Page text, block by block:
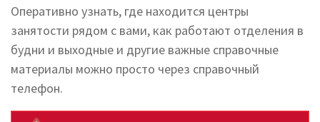
Оперативно узнать, где находится центры
занятости рядом с вами, как работают отделения в
будни и выходные и другие важные справочные
материалы можно просто через справочный
телефон.